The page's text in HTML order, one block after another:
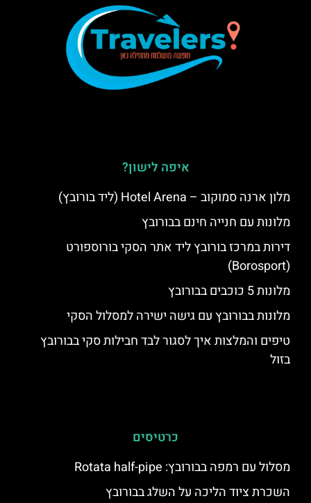
איפה לישון?
מלון ארנה סמוקוב – Hotel Arena (ליד בורובץ)
מלונות עם חנייה חינם בבורובץ
דירות במרכז בורובץ ליד אתר הסקי בורוספורט
(Borosport)
מלונות 5 כוכבים בבורובץ
מלונות בבורובץ עם גישה ישירה למסלול הסקי
טיפים והמלצות איך לסגור לבד חבילות סקי בבורובץ
בזול
כרטיסים
מסלול עם רמפה בבורובץ: Rotata half-pipe
השכרת ציוד הליכה על השלג בבורובץ